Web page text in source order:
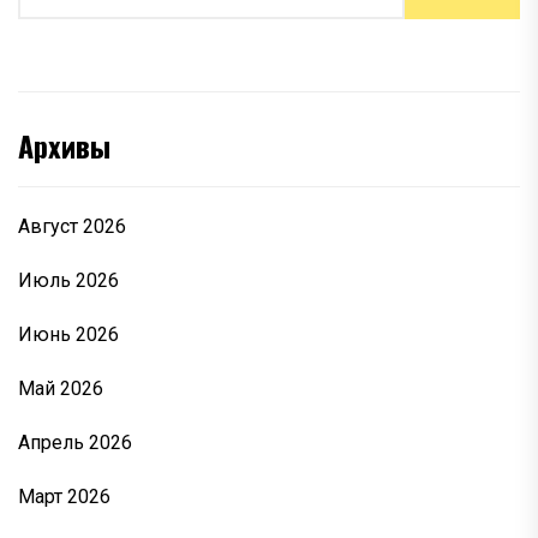
Архивы
Август 2026
Июль 2026
Июнь 2026
Май 2026
Апрель 2026
Март 2026